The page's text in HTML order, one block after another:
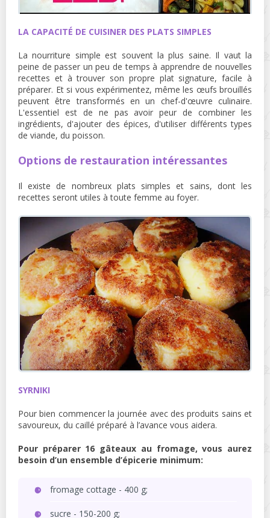
LA CAPACITÉ DE CUISINER DES PLATS SIMPLES
La nourriture simple est souvent la plus saine. Il vaut la
peine de passer un peu de temps à apprendre de nouvelles
recettes et à trouver son propre plat signature, facile à
préparer. Et si vous expérimentez, même les œufs brouillés
peuvent être transformés en un chef-d'œuvre culinaire.
L'essentiel est de ne pas avoir peur de combiner les
ingrédients, d'ajouter des épices, d'utiliser différents types
de viande, du poisson.
Options de restauration intéressantes
Il existe de nombreux plats simples et sains, dont les
recettes seront utiles à toute femme au foyer.
SYRNIKI
Pour bien commencer la journée avec des produits sains et
savoureux, du caillé préparé à l’avance vous aidera.
Pour préparer 16 gâteaux au fromage, vous aurez
besoin d’un ensemble d’épicerie minimum:
fromage cottage - 400 g;
sucre - 150-200 g;